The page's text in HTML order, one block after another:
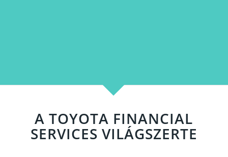
A TOYOTA FINANCIAL
SERVICES VILÁGSZERTE